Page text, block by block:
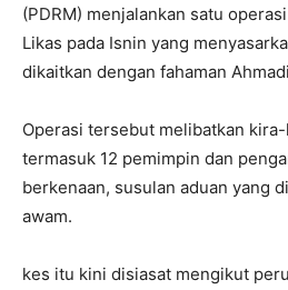
(PDRM) menjalankan satu
Likas pada Isnin yang
dikaitkan dengan fahaman
Operasi tersebut melibatkan
termasuk 12 pemimpin dan
berkenaan, susulan aduan yang
awam.
kes itu kini disiasat mengikut